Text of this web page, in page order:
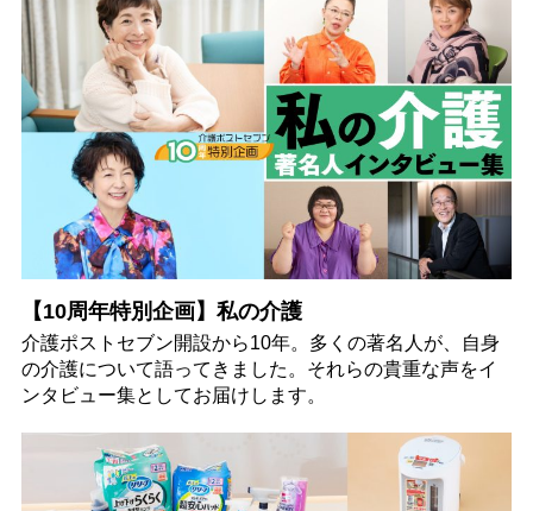
【10周年特別企画】私の介護
介護ポストセブン開設から10年。多くの著名人が、自身
の介護について語ってきました。それらの貴重な声をイ
ンタビュー集としてお届けします。